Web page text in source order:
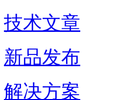
技术文章
新品发布
解决方案